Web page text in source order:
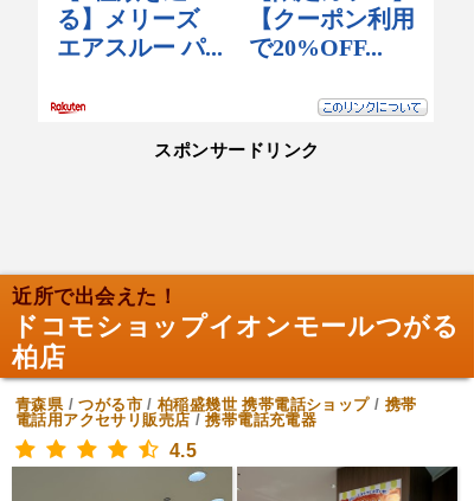
スポンサードリンク
近所で出会えた！
ドコモショップイオンモールつがる
柏店
青森県/つがる市/柏稲盛幾世 携帯電話ショップ/ 携帯
電話用アクセサリ販売店 /携帯電話充電器
4.5